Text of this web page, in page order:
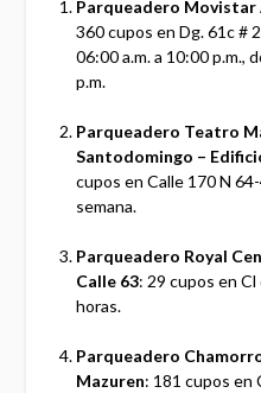
Parqueadero Movistar
360 cupos en Dg. 61c #
06:00 a.m. a 10:00 p.m.,
p.m.
Parqueadero Teatro
Santodomingo –
cupos en Calle 170 N
semana.
Parqueadero Royal
Calle 63: 29 cupos en
horas.
Parqueadero
Mazuren: 181 cupos en